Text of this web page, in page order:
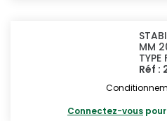
MM
TYPE
Réf :
Connectez-vous